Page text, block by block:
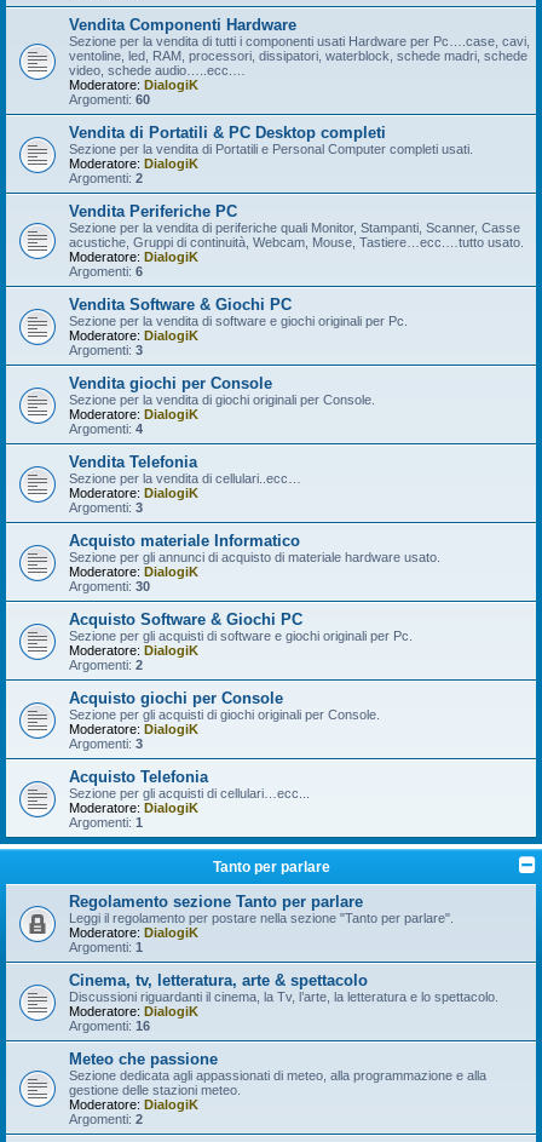
Vendita Componenti Hardware
Sezione per la vendita di tutti i componenti usati Hardware per Pc….case, cavi,
ventoline, led, RAM, processori, dissipatori, waterblock, schede madri, schede
video, schede audio…..ecc.…
Moderatore: DialogiK
Argomenti: 60
Vendita di Portatili & PC Desktop completi
Sezione per la vendita di Portatili e Personal Computer completi usati.
Moderatore: DialogiK
Argomenti: 2
Vendita Periferiche PC
Sezione per la vendita di periferiche quali Monitor, Stampanti, Scanner, Casse
acustiche, Gruppi di continuità, Webcam, Mouse, Tastiere…ecc.…tutto usato.
Moderatore: DialogiK
Argomenti: 6
Vendita Software & Giochi PC
Sezione per la vendita di software e giochi originali per Pc.
Moderatore: DialogiK
Argomenti: 3
Vendita giochi per Console
Sezione per la vendita di giochi originali per Console.
Moderatore: DialogiK
Argomenti: 4
Vendita Telefonia
Sezione per la vendita di cellulari..ecc…
Moderatore: DialogiK
Argomenti: 3
Acquisto materiale Informatico
Sezione per gli annunci di acquisto di materiale hardware usato.
Moderatore: DialogiK
Argomenti: 30
Acquisto Software & Giochi PC
Sezione per gli acquisti di software e giochi originali per Pc.
Moderatore: DialogiK
Argomenti: 2
Acquisto giochi per Console
Sezione per gli acquisti di giochi originali per Console.
Moderatore: DialogiK
Argomenti: 3
Acquisto Telefonia
Sezione per gli acquisti di cellulari…ecc...
Moderatore: DialogiK
Argomenti: 1
Tanto per parlare
Regolamento sezione Tanto per parlare
Leggi il regolamento per postare nella sezione "Tanto per parlare".
Moderatore: DialogiK
Argomenti: 1
Cinema, tv, letteratura, arte & spettacolo
Discussioni riguardanti il cinema, la Tv, l’arte, la letteratura e lo spettacolo.
Moderatore: DialogiK
Argomenti: 16
Meteo che passione
Sezione dedicata agli appassionati di meteo, alla programmazione e alla
gestione delle stazioni meteo.
Moderatore: DialogiK
Argomenti: 2